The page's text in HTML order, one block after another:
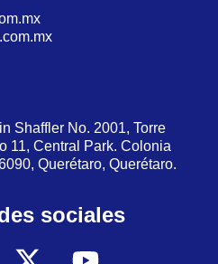
Shaffler No. 2001, Torre
11, Central Park. Colonia
Querétaro, Querétaro.
sociales